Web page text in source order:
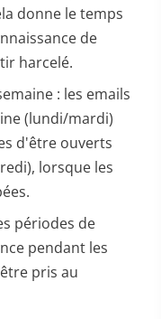
donne le temps
de
harcelé.
: les emails
(lundi/mardi)
d'être ouverts
lorsque les
périodes de
pendant les
pris au